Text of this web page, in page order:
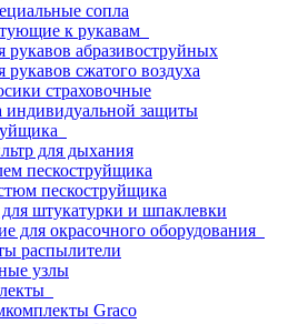
сопла
к рукавам
рукавов абразивоструйных
рукавов сжатого воздуха
страховочные
индивидуальной защиты
для дыхания
пескоструйщика
пескоструйщика
штукатурки и шпаклевки
для окрасочного оборудования
распылители
узлы
Graco